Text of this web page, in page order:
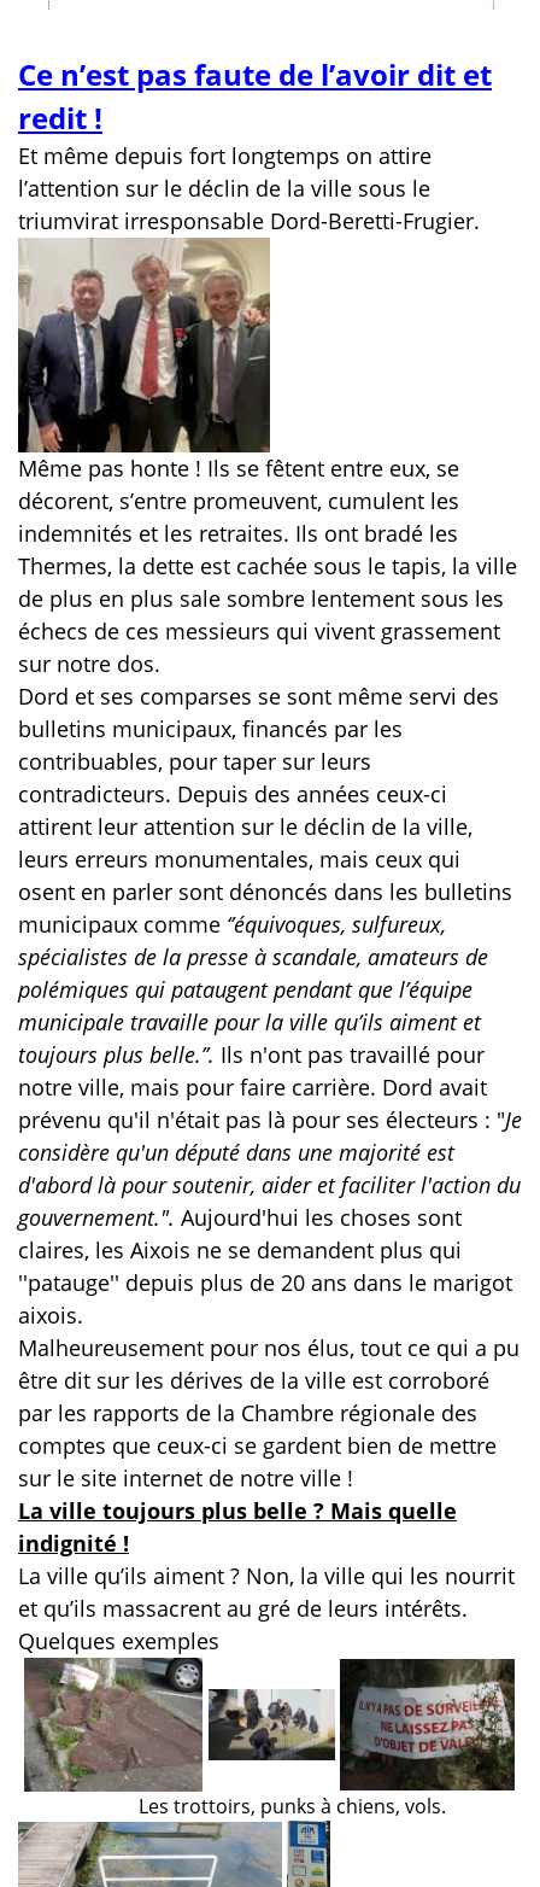
Ce n’est pas faute de l’avoir dit et
redit !
Et même depuis fort longtemps on attire
l’attention sur le déclin de la ville sous le
triumvirat irresponsable Dord-Beretti-Frugier.
Même pas honte ! Ils se fêtent entre eux, se
décorent, s’entre promeuvent, cumulent les
indemnités et les retraites. Ils ont bradé les
Thermes, la dette est cachée sous le tapis, la ville
de plus en plus sale sombre lentement sous les
échecs de ces messieurs qui vivent grassement
sur notre dos.
Dord et ses comparses se sont même servi des
bulletins municipaux, financés par les
contribuables, pour taper sur leurs
contradicteurs. Depuis des années ceux-ci
attirent leur attention sur le déclin de la ville,
leurs erreurs monumentales, mais ceux qui
osent en parler sont dénoncés dans les bulletins
municipaux comme ‘’équivoques, sulfureux,
spécialistes de la presse à scandale, amateurs de
polémiques qui pataugent pendant que l’équipe
municipale travaille pour la ville qu’ils aiment et
toujours plus belle.’’. Ils n'ont pas travaillé pour
notre ville, mais pour faire carrière. Dord avait
prévenu qu'il n'était pas là pour ses électeurs : "Je
considère qu'un député dans une majorité est
d'abord là pour soutenir, aider et faciliter l'action du
gouvernement.". Aujourd'hui les choses sont
claires, les Aixois ne se demandent plus qui
''patauge'' depuis plus de 20 ans dans le marigot
aixois.
Malheureusement pour nos élus, tout ce qui a pu
être dit sur les dérives de la ville est corroboré
par les rapports de la Chambre régionale des
comptes que ceux-ci se gardent bien de mettre
sur le site internet de notre ville !
La ville toujours plus belle ? Mais quelle
indignité !
La ville qu’ils aiment ? Non, la ville qui les nourrit
et qu’ils massacrent au gré de leurs intérêts.
Quelques exemples
Les trottoirs, punks à chiens, vols.